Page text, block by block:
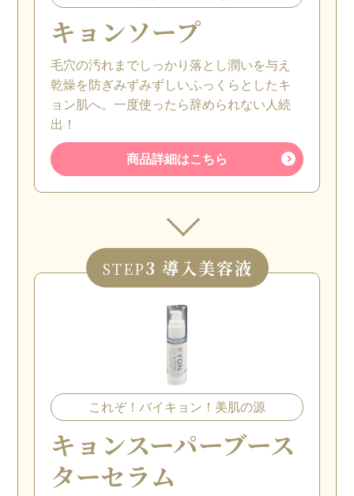
キョンソープ
毛穴の汚れまでしっかり落とし潤いを与え
乾燥を防ぎみずみずしいふっくらとしたキ
ョン肌へ。一度使ったら辞められない人続
出！
商品詳細はこちら
STEP3 導入美容液
これぞ！バイキョン！美肌の源
キョンスーパーブース
ターセラム